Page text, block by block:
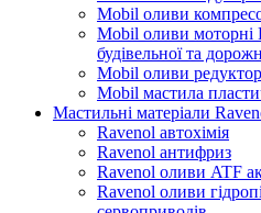
Mobil оливи
Mobil оливи моторні
будівельної та
Mobil оливи
Mobil мастила
Мастильні матеріали
Ravenol автохімія
Ravenol антифриз
Ravenol оливи ATF
Ravenol оливи